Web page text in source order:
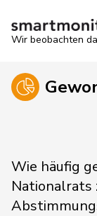
Wir beobachten
Wie häufig
Nationalrats